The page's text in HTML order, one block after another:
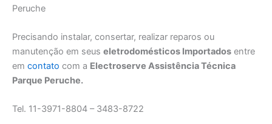
Peruche
Precisando instalar, consertar, realizar reparos ou
manutenção em seus eletrodomésticos Importados entre
em contato com a Electroserve Assistência Técnica
Parque Peruche.
Tel. 11-3971-8804 – 3483-8722